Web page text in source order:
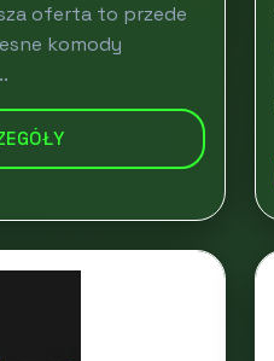
oferta to przede
komody